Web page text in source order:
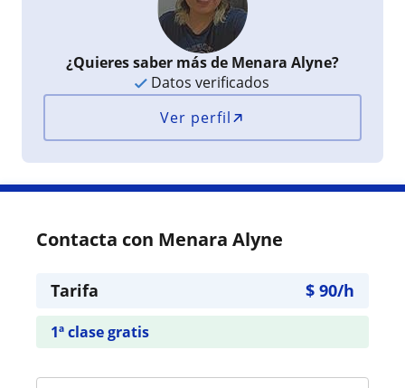
¿Quieres saber más de Menara Alyne?
Datos verificados
Ver perfil
Contacta con Menara Alyne
Tarifa $ 90/h
1ª clase gratis